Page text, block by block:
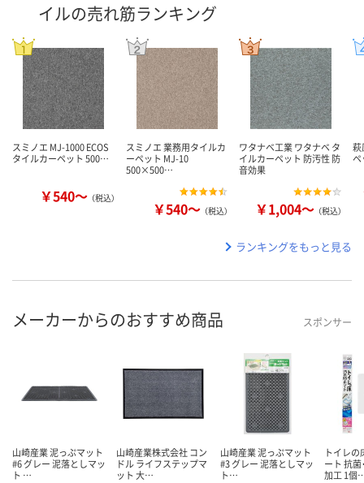
イルの売れ筋ランキング
スミノエ MJ-1000 ECOS
タイルカーペット 500…
￥540～ （税込）
スミノエ 業務用タイルカ
ーペット MJ-10
500×500…
￥540～ （税込）
ワタナベ工業 ワタナベ タ
イルカーペット 防汚性 防
音効果
￥1,004～ （税込）
萩
ペ
ランキングをもっと見る
メーカーからのおすすめ商品 スポンサー
山崎産業 泥っぷマット
#6 グレー 泥落としマッ
ト …
山崎産業株式会社 コン
ドル ライフステップマ
ット 大…
山崎産業 泥っぷマット
#3 グレー 泥落としマッ
ト…
トイレ
ート 抗菌
加工 1個